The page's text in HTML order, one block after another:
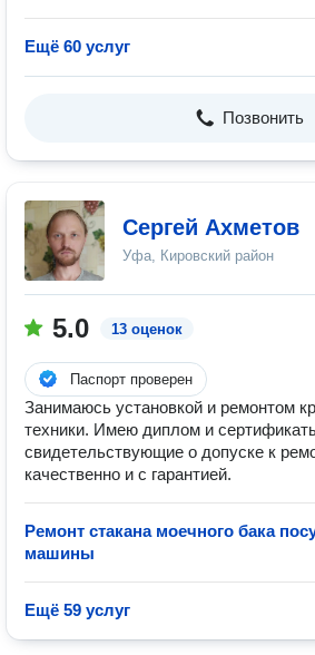
Ещё 60 услуг
Позвонить
Сергей Ахметов
Уфа, Кировский район
5.0 13 оценок
Паспорт проверен
Занимаюсь установкой и ремонтом
техники. Имею диплом и
свидетельствующие о допуске к
качественно и с гарантией.
Ремонт стакана моечного бака
машины
Ещё 59 услуг